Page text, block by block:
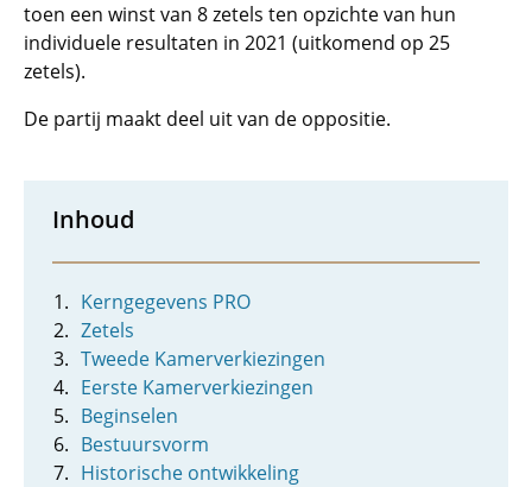
toen een winst van 8 zetels ten opzichte van hun
individuele resultaten in 2021 (uitkomend op 25
zetels).
De partij maakt deel uit van de oppositie.
Inhoud
Kerngegevens PRO
Zetels
Tweede Kamerverkiezingen
Eerste Kamerverkiezingen
Beginselen
Bestuursvorm
Historische ontwikkeling